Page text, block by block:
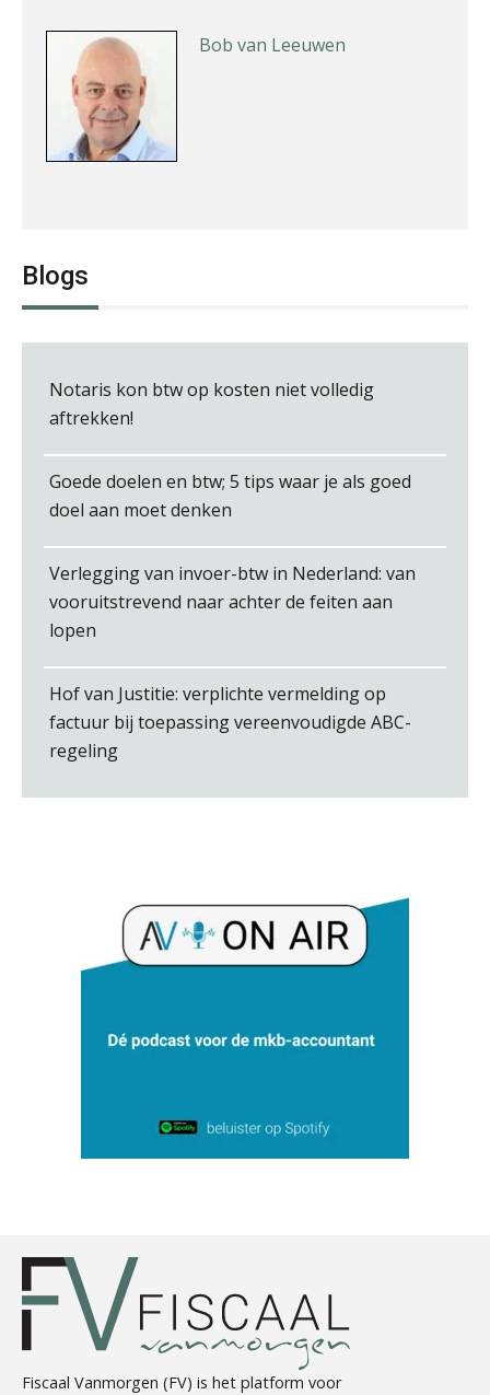
Bob van Leeuwen
Chris Dijkstra
Martin de Graaf
Pieter Kok
Blogs
Notaris kon btw op kosten niet volledig
aftrekken!
Goede doelen en btw; 5 tips waar je als goed
doel aan moet denken
Verlegging van invoer-btw in Nederland: van
vooruitstrevend naar achter de feiten aan
lopen
Hof van Justitie: verplichte vermelding op
factuur bij toepassing vereenvoudigde ABC-
regeling
Fiscaal Vanmorgen (FV) is het platform voor